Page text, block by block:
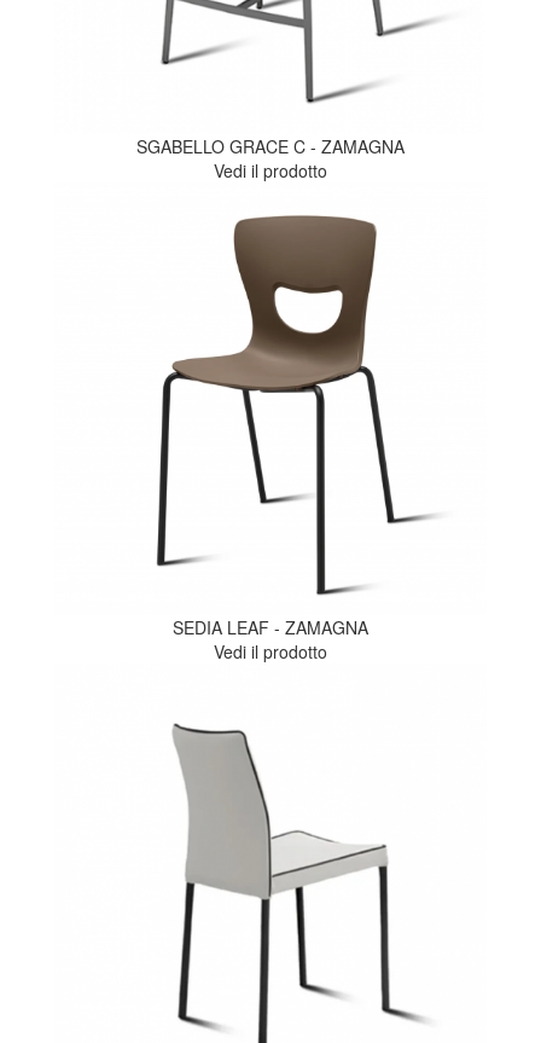
SGABELLO GRACE C - ZAMAGNA
Vedi il prodotto
SEDIA LEAF - ZAMAGNA
Vedi il prodotto